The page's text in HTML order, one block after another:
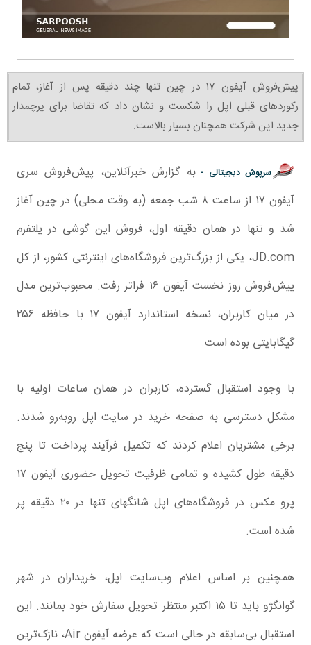
پیش‌فروش آیفون ۱۷ در چین تنها چند دقیقه پس از آغاز، تمام
رکوردهای قبلی اپل را شکست و نشان داد که تقاضا برای پرچمدار
جدید این شرکت همچنان بسیار بالاست.
سرپوش دیجیتالی -به گزارش خبرآنلاین، پیش‌فروش سری
آیفون ۱۷ از ساعت ۸ شب جمعه (به وقت محلی) در چین آغاز
شد و تنها در همان دقیقه اول، فروش این گوشی در پلتفرم
JD.com، یکی از بزرگ‌ترین فروشگاه‌های اینترنتی کشور، از کل
پیش‌فروش روز نخست آیفون ۱۶ فراتر رفت. محبوب‌ترین مدل
در میان کاربران، نسخه استاندارد آیفون ۱۷ با حافظه ۲۵۶
گیگابایتی بوده است.
با وجود استقبال گسترده، کاربران در همان ساعات اولیه با
مشکل دسترسی به صفحه خرید در سایت اپل روبه‌رو شدند.
برخی مشتریان اعلام کردند که تکمیل فرآیند پرداخت تا پنج
دقیقه طول کشیده و تمامی ظرفیت تحویل حضوری آیفون ۱۷
پرو مکس در فروشگاه‌های اپل شانگهای تنها در ۲۰ دقیقه پر
شده است.
همچنین بر اساس اعلام وب‌سایت اپل، خریداران در شهر
گوانگژو باید تا ۱۵ اکتبر منتظر تحویل سفارش خود بمانند. این
استقبال بی‌سابقه در حالی است که عرضه آیفون Air، نازک‌ترین